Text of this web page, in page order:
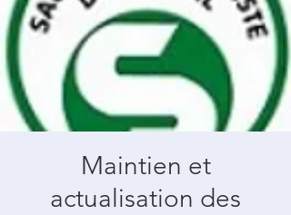
Maintien et
actualisation des